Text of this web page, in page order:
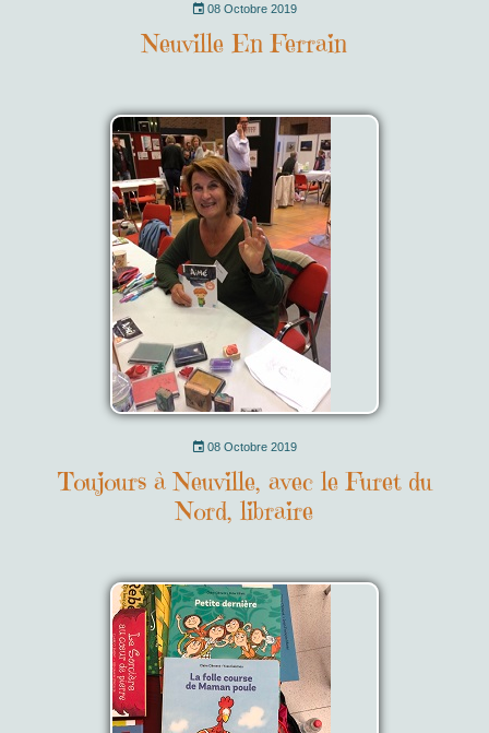
08 Octobre 2019
Neuville En Ferrain
08 Octobre 2019
Toujours à Neuville, avec le Furet du
Nord, libraire